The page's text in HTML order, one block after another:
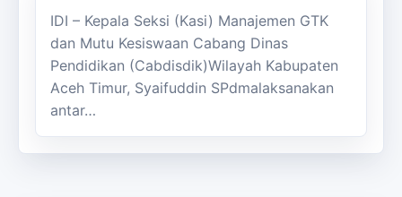
IDI – Kepala Seksi (Kasi) Manajemen GTK
dan Mutu Kesiswaan Cabang Dinas
Pendidikan (Cabdisdik)Wilayah Kabupaten
Aceh Timur, Syaifuddin SPdmalaksanakan
antar…